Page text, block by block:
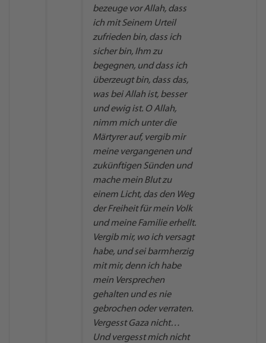
bezeuge vor Allah, dass
ich mit Seinem Urteil
zufrieden bin, dass ich
sicher bin, Ihm zu
begegnen, und dass ich
überzeugt bin, dass das,
was bei Allah ist, besser
und ewig ist. O Allah,
nimm mich unter die
Märtyrer auf, vergib mir
meine vergangenen und
zukünftigen Sünden und
mache mein Blut zu
einem Licht, das den Weg
der Freiheit für mein Volk
und meine Familie erhellt.
Vergib mir, wo ich versagt
habe, und sei barmherzig
mit mir, denn ich habe
mein Versprechen
gehalten und es nie
gebrochen oder verraten.
Vergesst Gaza nicht…
Und vergesst mich nicht